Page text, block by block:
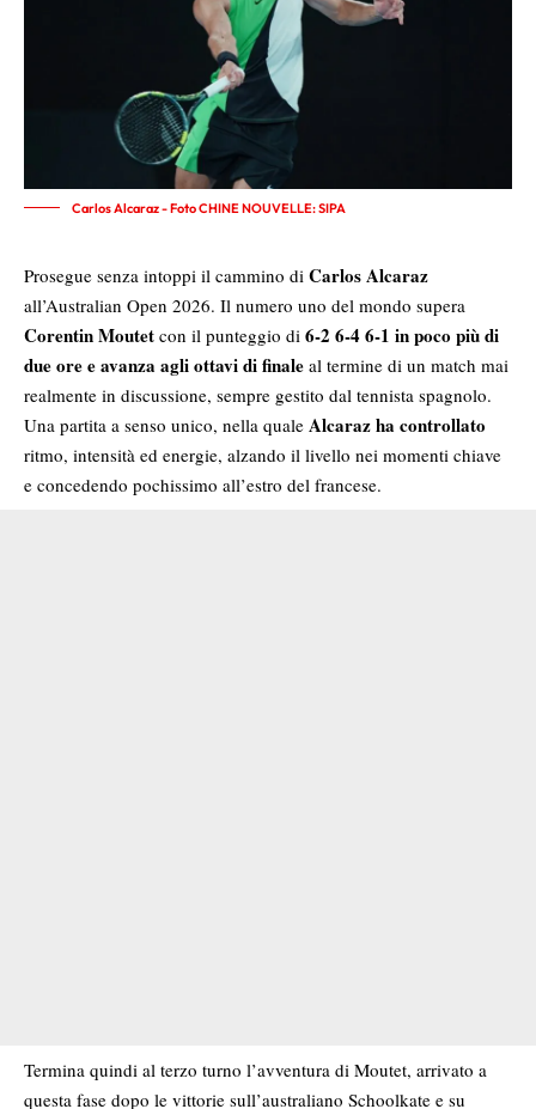
Carlos Alcaraz - Foto CHINE NOUVELLE: SIPA
Prosegue senza intoppi il cammino di Carlos Alcaraz
all’Australian Open 2026. Il numero uno del mondo supera
Corentin Moutet con il punteggio di 6-2 6-4 6-1 in poco più di
due ore e avanza agli ottavi di finale al termine di un match mai
realmente in discussione, sempre gestito dal tennista spagnolo.
Una partita a senso unico, nella quale Alcaraz ha controllato
ritmo, intensità ed energie, alzando il livello nei momenti chiave
e concedendo pochissimo all’estro del francese.
Termina quindi al terzo turno l’avventura di Moutet, arrivato a
questa fase dopo le vittorie sull’australiano Schoolkate e su